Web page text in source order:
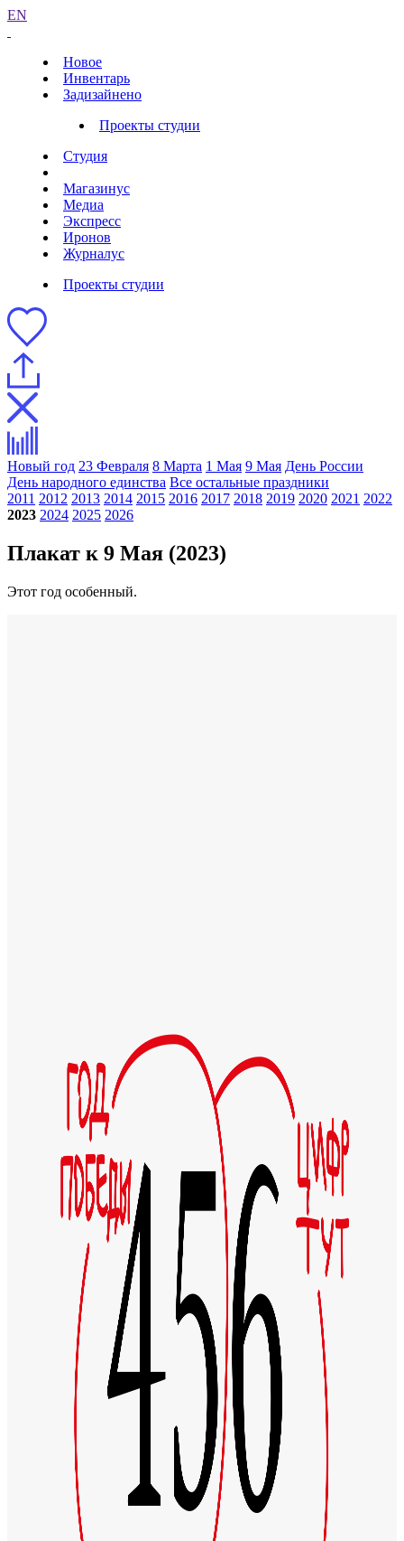
EN
Новое
Инвентарь
Задизайнено
Проекты студии
Студия
Магазинус
Медиа
Экспресс
Иронов
Журналус
Проекты студии
Новый год 23 Февраля 8 Марта 1 Мая 9 Мая День России
День народного единства Все остальные праздники
2011 2012 2013 2014 2015 2016 2017 2018 2019 2020 2021 2022
2023 2024 2025 2026
Плакат к 9 Мая (2023)
Этот год особенный.